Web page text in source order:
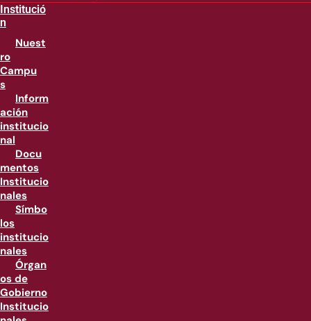
Institució
n
Nuest
ro
Campu
s
Inform
ación
institucio
nal
Docu
mentos
Institucio
nales
Símbo
los
institucio
nales
Órgan
os de
Gobierno
Institucio